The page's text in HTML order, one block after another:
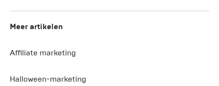
Meer artikelen
Affiliate marketing
Halloween-marketing